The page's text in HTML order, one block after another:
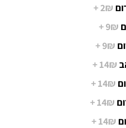
2₪ +
9₪ +
9₪ +
14₪ +
14₪ +
14₪ +
14₪ +